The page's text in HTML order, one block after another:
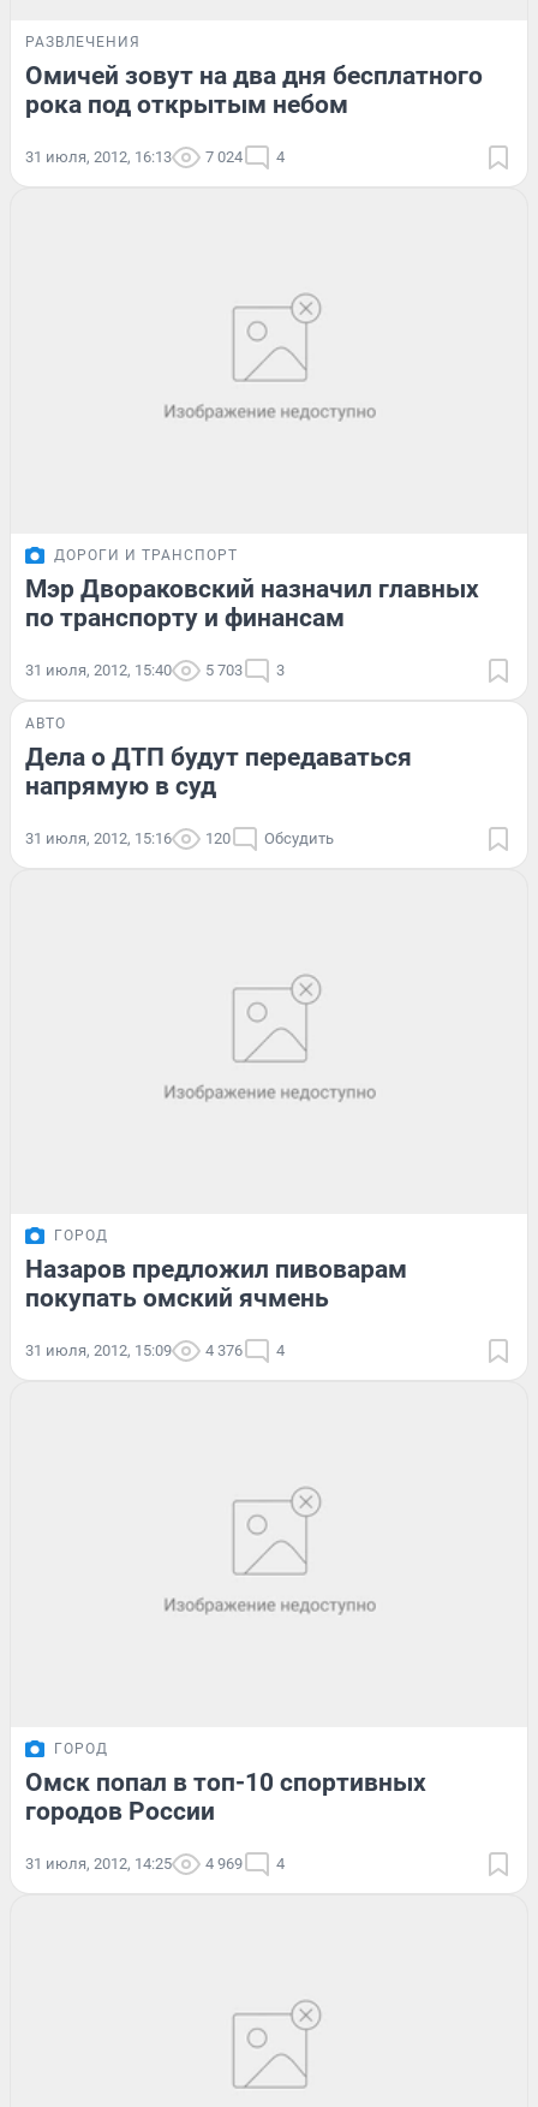
РАЗВЛЕЧЕНИЯ
Омичей зовут на два дня бесплатного
рока под открытым небом
31 июля, 2012, 16:13 7 024 4
ДОРОГИ И ТРАНСПОРТ
Мэр Двораковский назначил главных
по транспорту и финансам
31 июля, 2012, 15:40 5 703 3
АВТО
Дела о ДТП будут передаваться
напрямую в суд
31 июля, 2012, 15:16 120 Обсудить
ГОРОД
Назаров предложил пивоварам
покупать омский ячмень
31 июля, 2012, 15:09 4 376 4
ГОРОД
Омск попал в топ-10 спортивных
городов России
31 июля, 2012, 14:25 4 969 4